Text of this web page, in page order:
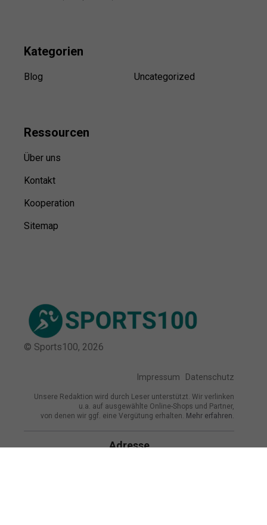
Kategorien
Blog Uncategorized
Ressourcen
Über uns
Kontakt
Kooperation
Sitemap
© Sports100, 2026
Impressum Datenschutz
Unsere Redaktion wird durch Leser unterstützt. Wir verlinken
u.a. auf ausgewählte Online-Shops und Partner,
von denen wir ggf. eine Vergütung erhalten. Mehr erfahren.
Adresse